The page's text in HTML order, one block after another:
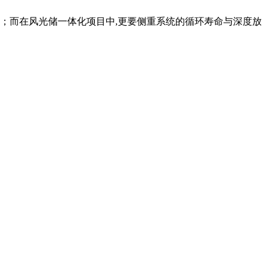
而在风光储一体化项目中,更要侧重系统的循环寿命与深度放